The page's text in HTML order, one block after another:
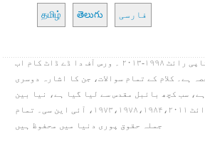
தமிழ் తెలుగు فارسی
ہائی لائٹ آئی این سی۔ کاپی رائٹ ۱۹۹۸-۲۰۱۳ ۔ ورس آف دا ڈے ڈاٹ کام اب
ہے۔ کلام کے تمام سوالات، جن کا اشارہ دوسری
سب کچھ بائبل مقدس سے لیا گیا ہے، نیا بین
الاقوامی قسم۔ کاپی رائٹ ۱۹۷۳،۱۹۷۸،۱۹۸۴،۲۰۱۱، آئی این سی۔ تمام
جملہ حقوق پوری دنیا میں محفوظ ہیں